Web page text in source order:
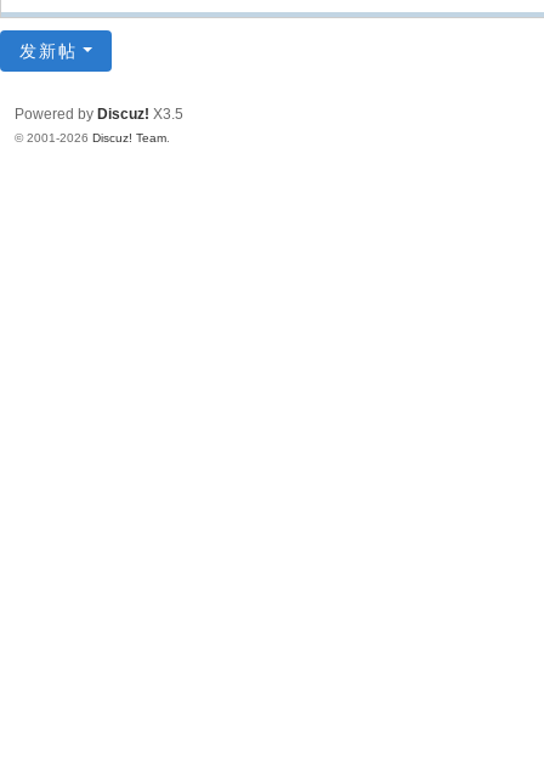
发新帖
Powered by Discuz! X3.5
© 2001-2026 Discuz! Team